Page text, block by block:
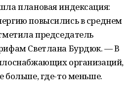
плановая индексация:
повысились в среднем
председатель
Светлана Бурдюк. — В
организаций,
больше, где-то меньше.